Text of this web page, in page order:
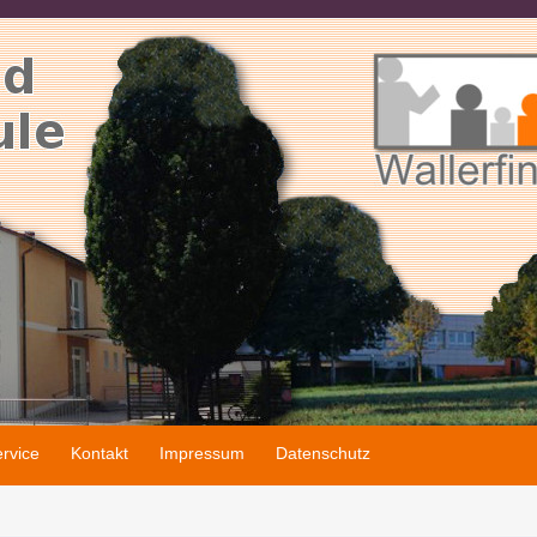
Kontakt Impressum Datenschutz